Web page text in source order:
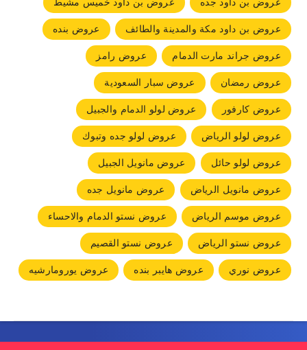
عروض بن داود مكة والمدينة والطائف
عروض بنده
عروض جراند مارت الدمام
عروض رامز
عروض رمضان
عروض سبار السعودية
عروض كارفور
عروض لولو الدمام والجبيل
عروض لولو الرياض
عروض لولو جده وتبوك
عروض لولو حائل
عروض مانويل الجبيل
عروض مانويل الرياض
عروض مانويل جده
عروض موسم الرياض
عروض نستو الدمام والاحساء
عروض نستو الرياض
عروض نستو القصيم
عروض نوري
عروض هايبر بنده عروض يورومارشيه